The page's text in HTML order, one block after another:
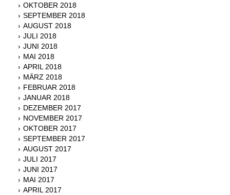
OKTOBER 2018
SEPTEMBER 2018
AUGUST 2018
JULI 2018
JUNI 2018
MAI 2018
APRIL 2018
MÄRZ 2018
FEBRUAR 2018
JANUAR 2018
DEZEMBER 2017
NOVEMBER 2017
OKTOBER 2017
SEPTEMBER 2017
AUGUST 2017
JULI 2017
JUNI 2017
MAI 2017
APRIL 2017